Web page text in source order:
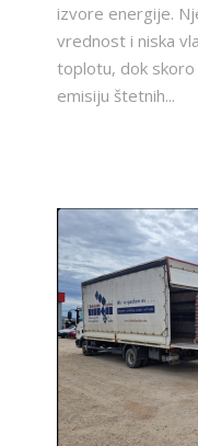
izvore energije.
vrednost i niska
toplotu, dok
emisiju štetnih...